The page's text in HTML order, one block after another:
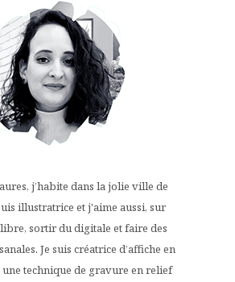
j’habite dans la jolie ville de
illustratrice et j'aime aussi, sur
sortir du digitale et faire des
Je suis créatrice d’affiche en
technique de gravure en relief